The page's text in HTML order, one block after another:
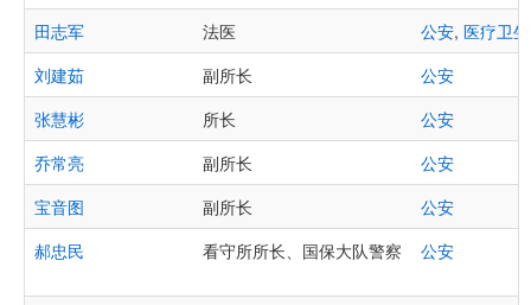
田志军
法医 公安, 医疗卫生
刘建茹
副所长
公安
张慧彬
所长
公安
乔常亮
副所长
公安
宝音图
副所长
公安
郝忠民
看守所所长、国保大队警察 公安